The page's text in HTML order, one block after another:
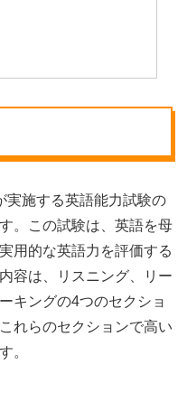
実施する英語能力試験の
。この試験は、英語を母
用的な英語力を評価する
容は、リスニング、リー
キングの4つのセクショ
れらのセクションで高い
。